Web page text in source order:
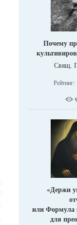
Почему
Свящ.
Рейтинг:
«Держи
или Формула
для